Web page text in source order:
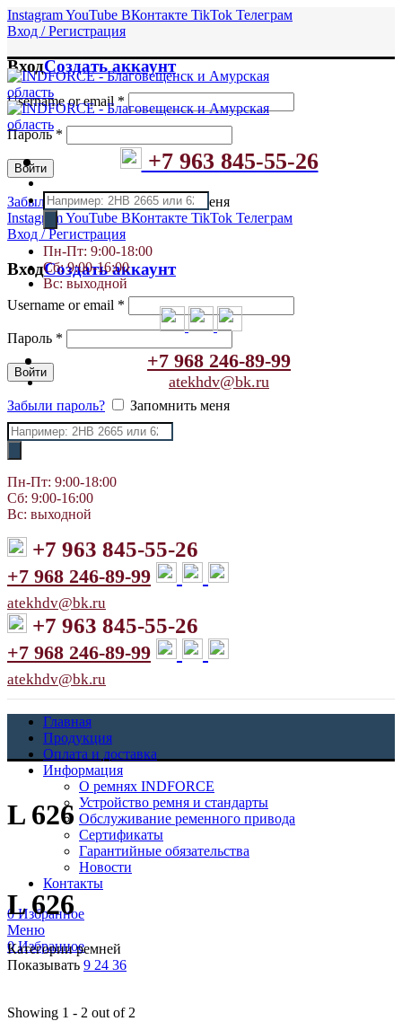
InstagramYouTube ВКонтакте TikTok Телеграм
Вход / Регистрация
ВходСоздать аккаунт
Username or email *
Пароль*
Войти
Забыли пароль?
Запомнить меня
InstagramYouTube ВКонтакте TikTok Телеграм
Вход / Регистрация
ВходСоздать аккаунт
Username or email *
Пароль *
Войти
Забыли пароль? Запомнить меня
+7 963 845-55-26
Поиск
товаров
Пн-Пт: 9:00-18:00
Сб: 9:00-16:00
Вс: выходной
+7 968 246-89-99
atekhdv@bk.ru
Поиск
товаров
Пн-Пт: 9:00-18:00
Сб: 9:00-16:00
Вс: выходной
+7 963 845-55-26
+7 968 246-89-99
atekhdv@bk.ru
+7 963 845-55-26
+7 968 246-89-99
atekhdv@bk.ru
Главная
Продукция
Оплата и доставка
Информация
О ремнях INDFORCE
Устройство ремня и стандарты
Обслуживание ременного привода
Сертификаты
Гарантийные обязательства
Новости
Контакты
0Избранное
Меню
0Избранное
L 626
L 626
Категории ремней
Показывать 9 24 36
Showing 1 - 2 out of 2